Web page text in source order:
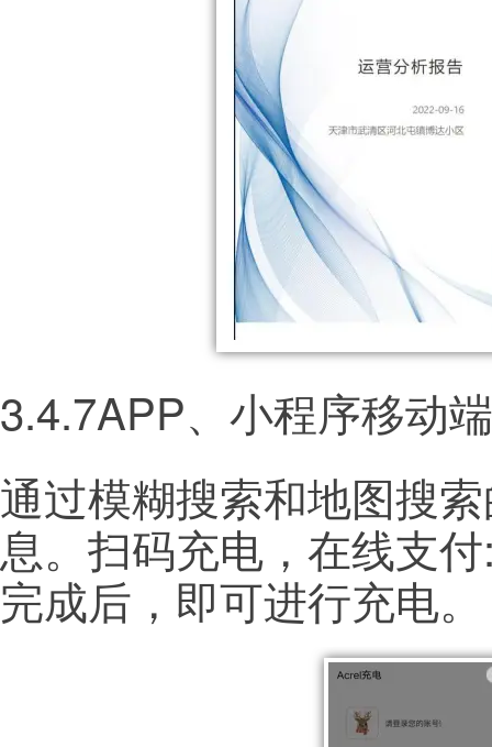
3.4.7APP、小程序移动
通过模糊搜索和地图搜
息。扫码充电，在线支
完成后，即可进行充电。